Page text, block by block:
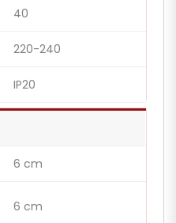
40
220-240
IP20
6 cm
6 cm